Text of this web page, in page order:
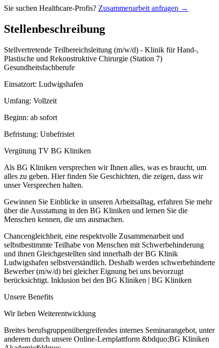
Sie suchen Healthcare-Profis? Zusammenarbeit anfragen →
Stellenbeschreibung
Stellvertretende Teilbereichsleitung (m/w/d) - Klinik für Hand-,
Plastische und Rekonstruktive Chirurgie (Station 7)
Gesundheitsfachberufe
Einsatzort: Ludwigshafen
Umfang: Vollzeit
Beginn: ab sofort
Befristung: Unbefristet
Vergütung TV BG Kliniken
Als BG Kliniken versprechen wir Ihnen alles, was es braucht, um
alles zu geben. Hier finden Sie Geschichten, die zeigen, dass wir
unser Versprechen halten.
Gewinnen Sie Einblicke in unseren Arbeitsalltag, erfahren Sie mehr
über die Ausstattung in den BG Kliniken und lernen Sie die
Menschen kennen, die uns ausmachen.
Chancengleichheit, eine respektvolle Zusammenarbeit und
selbstbestimmte Teilhabe von Menschen mit Schwerbehinderung
und ihnen Gleichgestellten sind innerhalb der BG Klinik
Ludwigshafen selbstverständlich. Deshalb werden schwerbehinderte
Bewerber (m/w/d) bei gleicher Eignung bei uns bevorzugt
berücksichtigt. Inklusion bei den BG Kliniken | BG Kliniken
Unsere Benefits
Wir lieben Weiterentwicklung
Breites berufsgruppenübergreifendes internes Seminarangebot, unter
anderem durch unsere Online-Lernplattform &bdquo;BG Kliniken